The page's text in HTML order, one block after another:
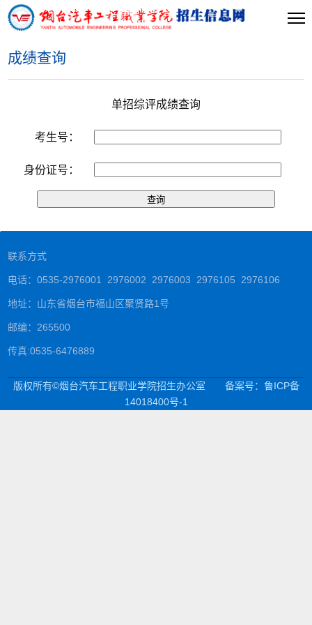
成绩查询
成绩查询
单招综评成绩查询
考生号：
身份证号：
联系方式
电话：0535-2976001 2976002 2976003 2976105 2976106
地址：山东省烟台市福山区聚贤路1号
邮编：265500
传真:0535-6476889
版权所有©烟台汽车工程职业学院招生办公室 备案号：鲁ICP备
14018400号-1